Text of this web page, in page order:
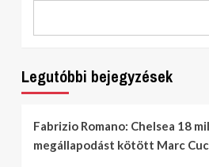
Legutóbbi bejegyzések
Fabrizio Romano: Chelsea 18
megállapodást kötött Marc